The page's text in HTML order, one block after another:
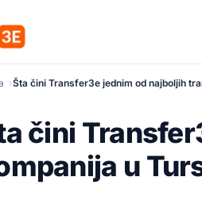
Šta čini Transfer3e jednim od najboljih
čini
u